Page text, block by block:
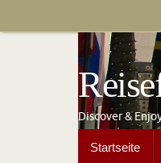
Discover &
Inhalt
Startseite